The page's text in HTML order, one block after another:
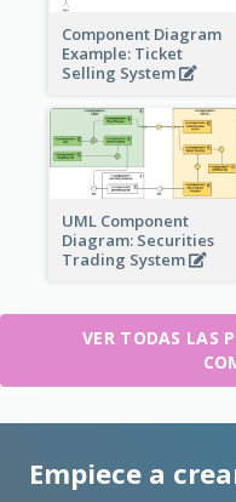
Component Diagram
Example: Ticket
Selling System
UML Component
Diagram: Securities
Trading System
VER TODAS LAS
Empiece a